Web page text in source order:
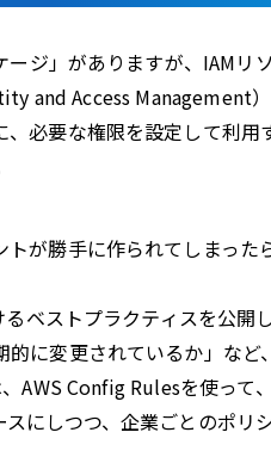
ジ」がありますが、IAMリ
and Access Management
必要な権限を設定して利
が勝手に作られてしまっ
ベストプラクティスを公開
に変更されているか」な
AWS Config Rulesを使っ
にしつつ、企業ごとのポリ